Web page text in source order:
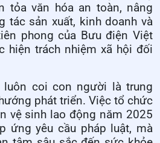
tỏa văn hóa an toàn, nâng
tác sản xuất, kinh doanh và
phong của Bưu điện Việt
hiện trách nhiệm xã hội đối
luôn coi con người là trung
phát triển. Việc tổ chức
vệ sinh lao động năm 2025
ứng yêu cầu pháp luật, mà